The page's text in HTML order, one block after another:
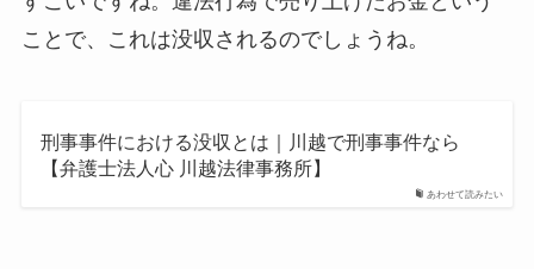
ことで、これは没収されるのでしょうね。
あわせて読みたい
刑事事件における没収とは｜川越で刑事事件なら
【弁護士法人心 川越法律事務所】